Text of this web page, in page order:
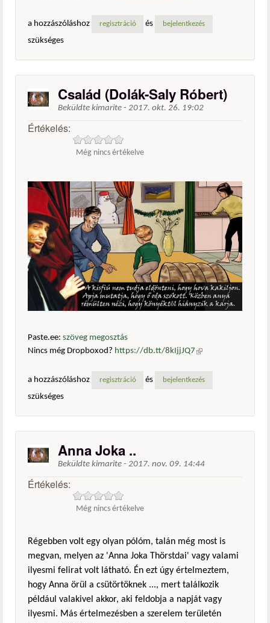
a hozzászóláshoz
regisztráció és bejelentkezés
szükséges
Család (Dolák-Saly Róbert)
Beküldte kimarite - 2017. okt. 26. 19:02
Értékelés:
Még nincs értékelve
Paste.ee: szöveg megosztás
Nincs még Dropboxod? https://db.tt/8kIjjJQ7 (külső
a hozzászóláshoz
regisztráció és bejelentkezés
szükséges
Anna Joka ..
Beküldte kimarite - 2017. nov. 09. 14:44
Értékelés:
Még nincs értékelve
Régebben volt egy olyan pólóm, talán még most is
megvan, melyen az 'Anna Joka Thörstdai' vagy valami
ilyesmi felirat volt látható. Én ezt úgy értelmeztem,
hogy Anna örül a csütörtöknek ..., mert találkozik
például valakivel akkor, aki feldobja a napját vagy
ilyesmi. Más értelmezésben a szerelem területén